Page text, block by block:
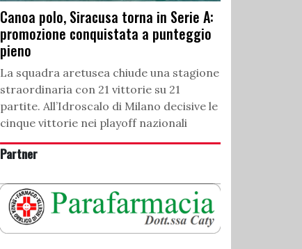
Canoa polo, Siracusa torna in Serie A:
promozione conquistata a punteggio
pieno
La squadra aretusea chiude una stagione
straordinaria con 21 vittorie su 21
partite. All’Idroscalo di Milano decisive le
cinque vittorie nei playoff nazionali
Partner